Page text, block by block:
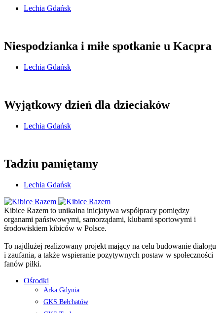
Lechia Gdańsk
Niespodzianka i miłe spotkanie u Kacpra
Lechia Gdańsk
Wyjątkowy dzień dla dzieciaków
Lechia Gdańsk
Tadziu pamiętamy
Lechia Gdańsk
Kibice Razem to unikalna inicjatywa współpracy pomiędzy
organami państwowymi, samorządami, klubami sportowymi i
środowiskiem kibiców w Polsce.
To najdłużej realizowany projekt mający na celu budowanie dialogu
i zaufania, a także wspieranie pozytywnych postaw w społeczności
fanów piłki.
Ośrodki
Arka Gdynia
GKS Bełchatów